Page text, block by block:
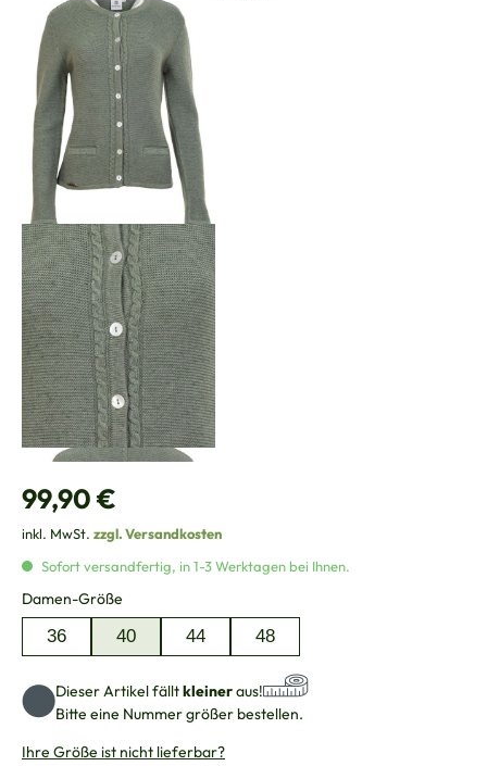
Regulärer Preis:
99,90 €
inkl. MwSt. zzgl. Versandkosten
Sofort versandfertig, in 1-3 Werktagen bei Ihnen.
Damen-Größe
36 40 44 48
Dieser Artikel fälltkleineraus!
Bitte eine Nummer größer bestellen.
Ihre Größe ist nicht lieferbar?